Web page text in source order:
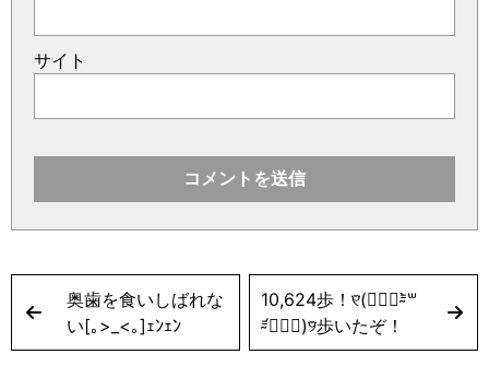
サイト
奥歯を食いしばれな
い[｡>_<｡]ｪﾝｪﾝ
10,624歩！୧⃛(๑⃙⃘⁼̴̀꒳
⁼̴́๑⃙⃘)୨⃛歩いたぞ！